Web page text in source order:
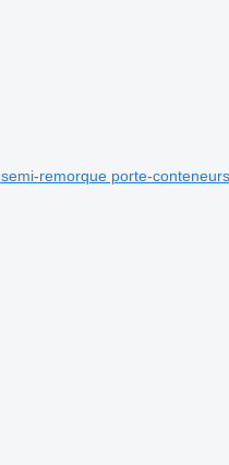
semi-remorque porte-